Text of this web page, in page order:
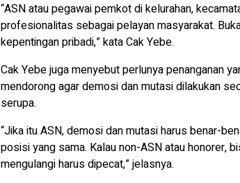
“ASN atau pegawai pemkot di kelurahan,
profesionalitas sebagai pelayan masyarakat.
kepentingan pribadi,” kata Cak Yebe.
Cak Yebe juga menyebut perlunya penanganan
mendorong agar demosi dan mutasi dilakukan
serupa.
“Jika itu ASN, demosi dan mutasi harus benar-
posisi yang sama. Kalau non-ASN atau honorer,
mengulangi harus dipecat,” jelasnya.